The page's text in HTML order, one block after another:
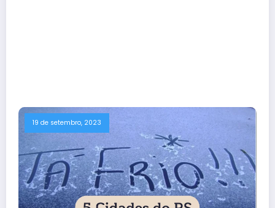
19 de setembro, 2023